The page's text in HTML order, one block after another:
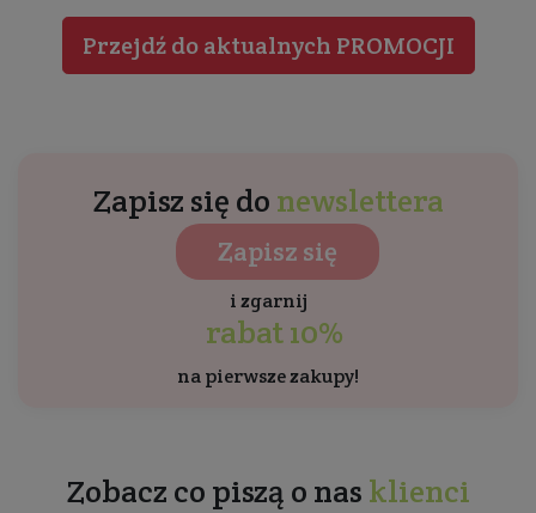
Przejdź do aktualnych PROMOCJI
Zapisz się do newslettera
Zapisz się
i zgarnij
rabat 10%
na pierwsze zakupy!
Zobacz co piszą o nas klienci